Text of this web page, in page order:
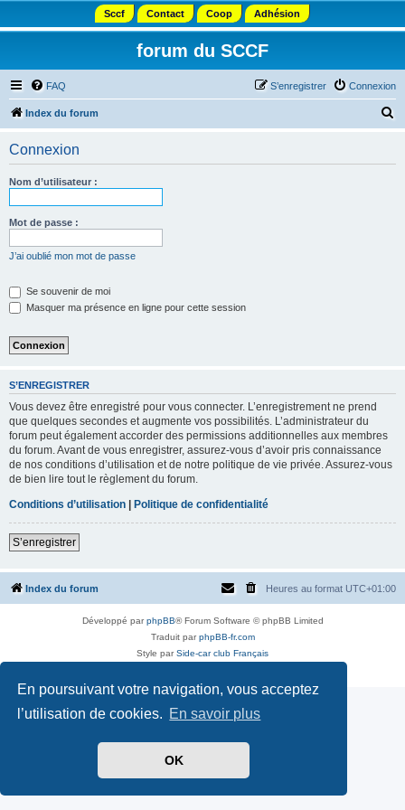
En poursuivant votre navigation, vous acceptez
l’utilisation de cookies. En savoir plus
OK
Sccf Contact Coop Adhésion
forum du SCCF
FAQ Connexion
S’enregistrer
Index du forum
Connexion
Nom d’utilisateur :
Mot de passe :
J’ai oublié mon mot de passe
Se souvenir de moi
Masquer ma présence en ligne pour cette session
S’ENREGISTRER
Vous devez être enregistré pour vous connecter. L’enregistrement ne prend
que quelques secondes et augmente vos possibilités. L’administrateur du
forum peut également accorder des permissions additionnelles aux membres
du forum. Avant de vous enregistrer, assurez-vous d’avoir pris connaissance
de nos conditions d’utilisation et de notre politique de vie privée. Assurez-vous
de bien lire tout le règlement du forum.
Conditions d’utilisation | Politique de confidentialité
S’enregistrer
Index du forum Heures au format UTC+01:00
Développé parphpBB® Forum Software © phpBB Limited
Traduit parphpBB-fr.com
Style parSide-car club Français